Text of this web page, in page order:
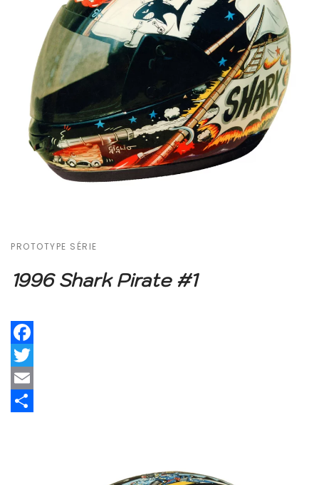
PROTOTYPE SÉRIE
1996 Shark Pirate #1
Facebook
Twitter
Email